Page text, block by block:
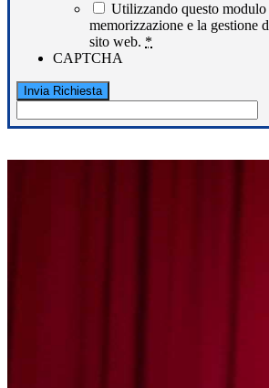
Utilizzando questo modulo
memorizzazione e la gestione
sito web. *
CAPTCHA